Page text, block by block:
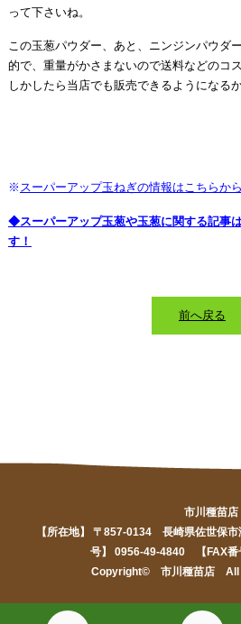
って下さいね。
この玉葱パウダー、あと、ニンジンパウダ
的で、重量がかさまないので送料などのコ
しかしたら当店でも販売できるようになる
※ スーパーアップ玉ねぎの情報はこちらから
◆スーパーアップ玉葱や玉葱に関する記事
す！
前へ戻る
市川種苗店
【所在地】 〒857-0134 長崎県佐世保
号】 0956-49-4840 【FAX番
Copyright© 市川種苗店 All